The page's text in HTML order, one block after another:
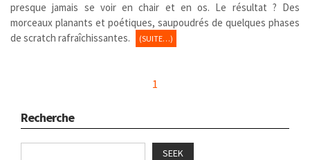
presque jamais se voir en chair et en os. Le résultat ? Des
morceaux planants et poétiques, saupoudrés de quelques phases
de scratch rafraîchissantes.
(SUITE…)
1
Recherche
SEEK